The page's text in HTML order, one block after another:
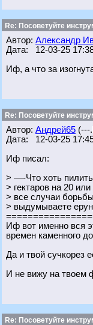
Re: Посоветуйте
Автор: Александр
Дата: 12-03-25
Иф, а что за
Re: Посоветуйте
Автор: Андрей65 (---
Дата: 12-03-25
Иф писал:
> —-Что хоть
> гектаров на 20
> все случаи
> выдумываете
Иф вот именно вся
времен каменного
Да и твой сучкорез
И не вижу на твоем
Re: Посоветуйте